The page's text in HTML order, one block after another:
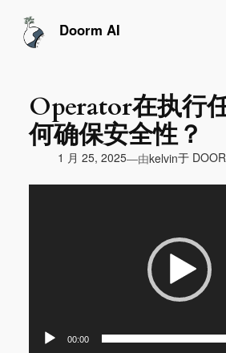
Doorm AI
Operator在执行
何确保安全性？
1 月 25, 2025—由kelvin于
00:00